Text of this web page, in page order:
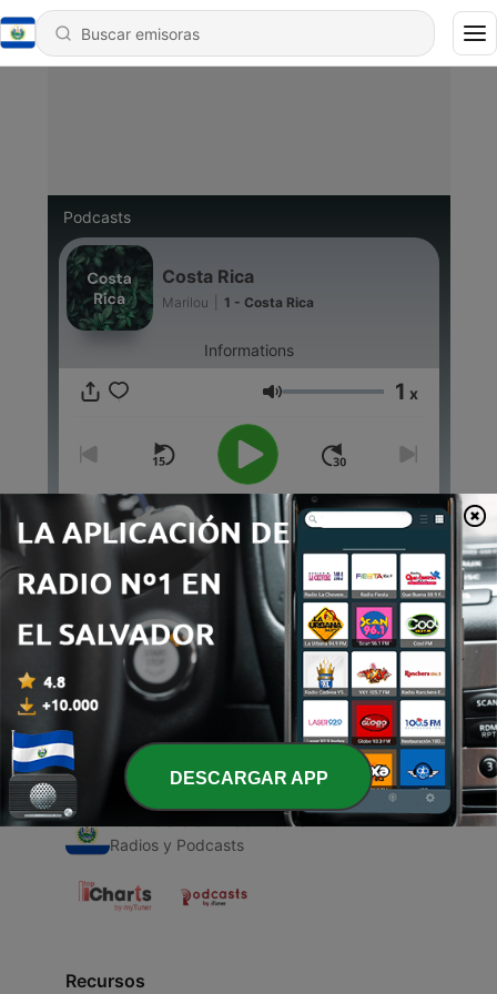
Podcasts
Costa Rica
Marilou 1 - Costa Rica
Informations
Volumen 1 x
00:00 00:00
Episodios
1 - Costa Rica
27 abr. 2021
Radios de El Salvador
Radios y Podcasts
Recursos
DESCARGAR APP